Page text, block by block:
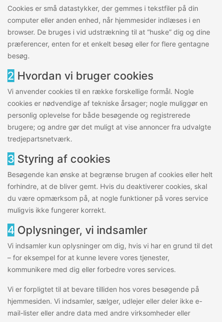
Cookies er små datastykker, der gemmes i tekstfiler på din
computer eller anden enhed, når hjemmesider indlæses i en
browser. De bruges i vid udstrækning til at “huske” dig og dine
præferencer, enten for et enkelt besøg eller for flere gentagne
besøg.
2 Hvordan vi bruger cookies
Vi anvender cookies til en række forskellige formål. Nogle
cookies er nødvendige af tekniske årsager; nogle muliggør en
personlig oplevelse for både besøgende og registrerede
brugere; og andre gør det muligt at vise annoncer fra udvalgte
tredjepartsnetværk.
3 Styring af cookies
Besøgende kan ønske at begrænse brugen af cookies eller helt
forhindre, at de bliver gemt. Hvis du deaktiverer cookies, skal
du være opmærksom på, at nogle funktioner på vores service
muligvis ikke fungerer korrekt.
4 Oplysninger, vi indsamler
Vi indsamler kun oplysninger om dig, hvis vi har en grund til det
– for eksempel for at kunne levere vores tjenester,
kommunikere med dig eller forbedre vores services.
Vi er forpligtet til at bevare tilliden hos vores besøgende på
hjemmesiden. Vi indsamler, sælger, udlejer eller deler ikke e-
mail-lister eller andre data med andre virksomheder eller